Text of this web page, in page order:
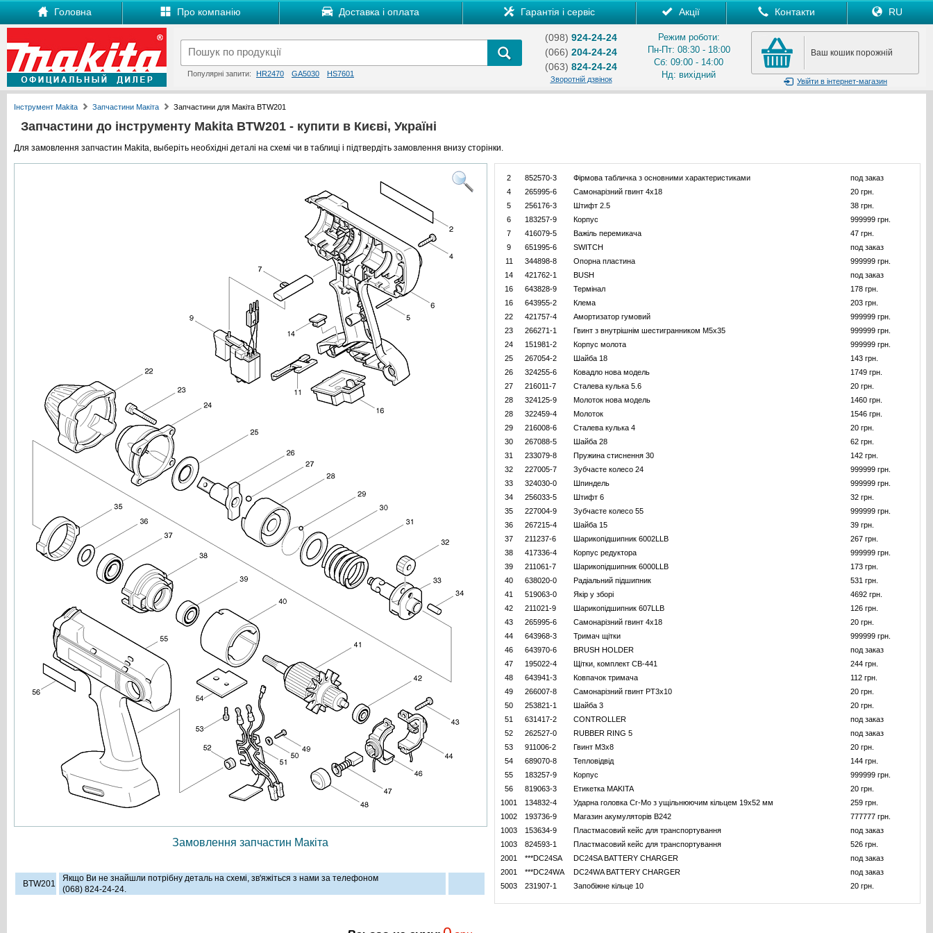
Головна Про компанію Доставка і оплата Гарантія і сервіс Акції Контакти RU
Популярні запити: HR2470 GA5030 HS7601
(098) 924-24-24
(066) 204-24-24
(063) 824-24-24
Зворотній дзвінок
Режим роботи:
Пн-Пт: 08:30 - 18:00
Сб: 09:00 - 14:00
Нд: вихідний
Ваш кошик порожній
Увійти в інтернет-магазин
Інструмент Makita Запчастини Макіта Запчастини для Макіта BTW201
Запчастини до інструменту Makita BTW201 - купити в Києві, Україні
Для замовлення запчастин Makita, выберіть необхідні деталі на схемі чи в таблиці і підтвердіть замовлення внизу сторінки.
Замовлення запчастин Макіта
BTW201
Якщо Ви не знайшли потрібну деталь на схемі, зв'яжіться з нами за телефоном
(068) 824-24-24.
2 852570-3 Фiрмова табличка з основними характеристиками
под заказ
4
265995-6 Самонарізний гвинт 4x18
20 грн.
5
256176-3 Штифт 2.5
38 грн.
6
183257-9 Корпус
999999 грн.
7
416079-5 Важіль перемикача
47 грн.
9
651995-6 SWITCH
под заказ
11
344898-8 Опорна пластина
999999 грн.
14
421762-1 BUSH
под заказ
16
643828-9 Термінал
178 грн.
16
643955-2 Клема
203 грн.
22
421757-4 Амортизатор гумовий
999999 грн.
23
266271-1 Гвинт з внутрішнім шестигранником M5x35
999999 грн.
24
151981-2 Корпус молота
999999 грн.
25
267054-2 Шайба 18
143 грн.
26
324255-6 Ковадло нова модель
1749 грн.
27
216011-7 Сталева кулька 5.6
20 грн.
28
324125-9 Молоток нова модель
1460 грн.
28
322459-4 Молоток
1546 грн.
29
216008-6 Сталева кулька 4
20 грн.
30
267088-5 Шайба 28
62 грн.
31
233079-8 Пружина стиснення 30
142 грн.
32
227005-7 Зубчасте колесо 24
999999 грн.
33
324030-0 Шпиндель
999999 грн.
34
256033-5 Штифт 6
32 грн.
35
227004-9 Зубчасте колесо 55
999999 грн.
36
267215-4 Шайба 15
39 грн.
37
211237-6 Шарикопідшипник 6002LLB
267 грн.
38
417336-4 Корпус редуктора
999999 грн.
39
211061-7 Шарикопідшипник 6000LLB
173 грн.
40
638020-0 Радіальний підшипник
531 грн.
41
519063-0 Якір у зборі
4692 грн.
42
211021-9 Шарикопідшипник 607LLB
126 грн.
43
265995-6 Самонарізний гвинт 4x18
20 грн.
44
643968-3 Тримач щітки
999999 грн.
46
643970-6 BRUSH HOLDER
под заказ
47
195022-4 Щітки, комплект CB-441
244 грн.
48
643941-3 Ковпачок тримача
112 грн.
49
266007-8 Самонарізний гвинт PT3x10
20 грн.
50
253821-1 Шайба 3
20 грн.
51
631417-2 CONTROLLER
под заказ
52
262527-0 RUBBER RING 5
под заказ
53
911006-2 Гвинт M3x8
20 грн.
54
689070-8 Тепловідвід
144 грн.
55
183257-9 Корпус
999999 грн.
56
819063-3 Етикетка MAKITA
20 грн.
1001
134832-4 Ударна головка Cr-Mo з ущiльнюючим кiльцем 19х52 мм
259 грн.
1002
193736-9 Магазин акумуляторiв B242
777777 грн.
1003
153634-9 Пластмасовий кейс для транспортування
под заказ
1003
824593-1 Пластмасовий кейс для транспортування
526 грн.
2001
***DC24SA DC24SA BATTERY CHARGER
под заказ
2001
***DC24WA DC24WA BATTERY CHARGER
под заказ
5003
231907-1 Запобіжне кільце 10 20 грн.